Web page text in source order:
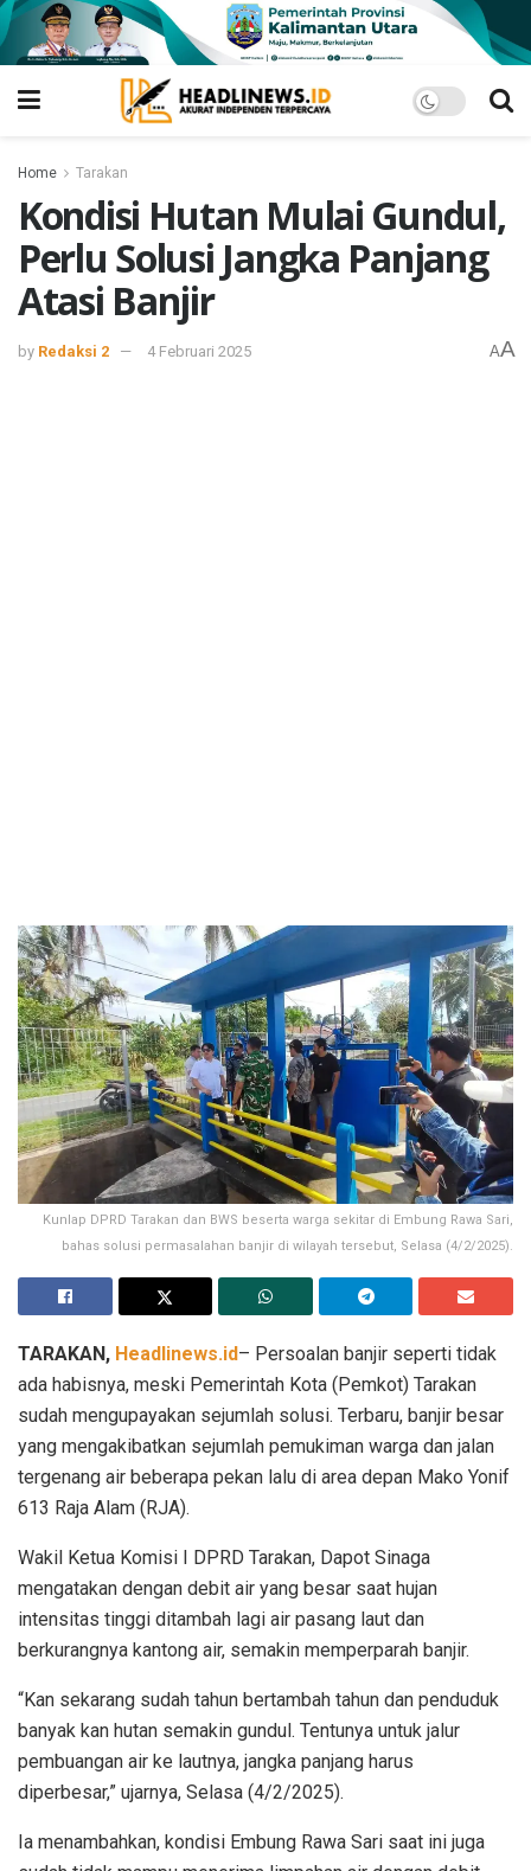
Home Tarakan
Kondisi Hutan Mulai Gundul,
Perlu Solusi Jangka Panjang
Atasi Banjir
by Redaksi 2 4 Februari 2025 AA
Kunlap DPRD Tarakan dan BWS beserta warga sekitar di Embung Rawa Sari,
bahas solusi permasalahan banjir di wilayah tersebut, Selasa (4/2/2025).
TARAKAN, Headlinews.id– Persoalan banjir seperti tidak
ada habisnya, meski Pemerintah Kota (Pemkot) Tarakan
sudah mengupayakan sejumlah solusi. Terbaru, banjir besar
yang mengakibatkan sejumlah pemukiman warga dan jalan
tergenang air beberapa pekan lalu di area depan Mako Yonif
613 Raja Alam (RJA).
Wakil Ketua Komisi I DPRD Tarakan, Dapot Sinaga
mengatakan dengan debit air yang besar saat hujan
intensitas tinggi ditambah lagi air pasang laut dan
berkurangnya kantong air, semakin memperparah banjir.
“Kan sekarang sudah tahun bertambah tahun dan penduduk
banyak kan hutan semakin gundul. Tentunya untuk jalur
pembuangan air ke lautnya, jangka panjang harus
diperbesar,” ujarnya, Selasa (4/2/2025).
Ia menambahkan, kondisi Embung Rawa Sari saat ini juga